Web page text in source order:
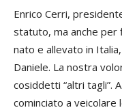
Enrico Cerri,
statuto, ma anche per
nato e allevato in
Daniele. La nostra
cosiddetti “altri tagli”.
cominciato a